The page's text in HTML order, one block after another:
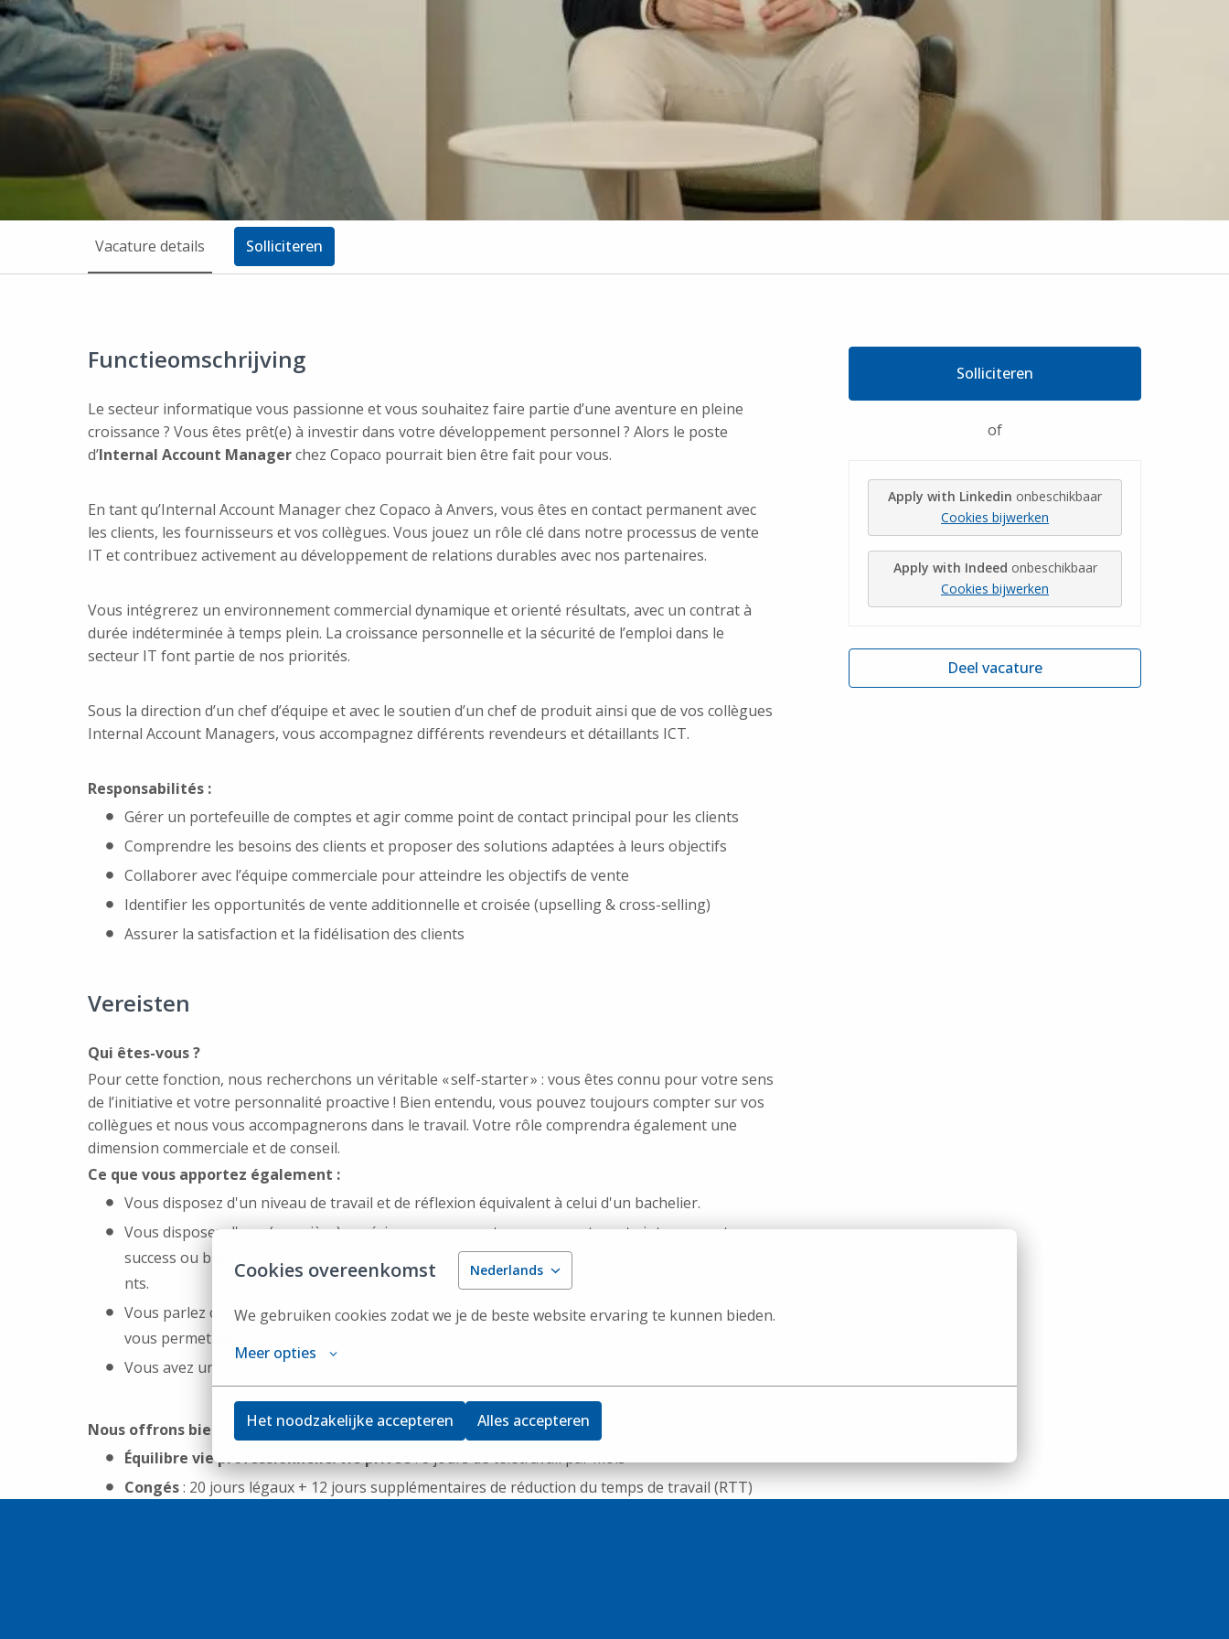
Cookies overeenkomst Nederlands
We gebruiken cookies zodat we je de beste website ervaring te kunnen bieden.
Meer opties
Het noodzakelijke accepteren Alles accepteren
Vacature details Solliciteren
Functieomschrijving
Le secteur informatique vous passionne et vous souhaitez faire partie d’une aventure en pleine
croissance ? Vous êtes prêt(e) à investir dans votre développement personnel ? Alors le poste
d’Internal Account Managerchez Copaco pourrait bien être fait pour vous.
En tant qu’Internal Account Manager chez Copaco à Anvers, vous êtes en contact permanent avec
les clients, les fournisseurs et vos collègues. Vous jouez un rôle clé dans notre processus de vente
IT et contribuez activement au développement de relations durables avec nos partenaires.
Vous intégrerez un environnement commercial dynamique et orienté résultats, avec un contrat à
durée indéterminée à temps plein. La croissance personnelle et la sécurité de l’emploi dans le
secteur IT font partie de nos priorités.
Sous la direction d’un chef d’équipe et avec le soutien d’un chef de produit ainsi que de vos collègues
Internal Account Managers, vous accompagnez différents revendeurs et détaillants ICT.
Responsabilités :
Gérer un portefeuille de comptes et agir comme point de contact principal pour les clients
Comprendre les besoins des clients et proposer des solutions adaptées à leurs objectifs
Collaborer avec l’équipe commerciale pour atteindre les objectifs de vente
Identifier les opportunités de vente additionnelle et croisée (upselling & cross-selling)
Assurer la satisfaction et la fidélisation des clients
Vereisten
Qui êtes-vous ?
Pour cette fonction, nous recherchons un véritable « self-starter » : vous êtes connu pour votre sens
de l’initiative et votre personnalité proactive ! Bien entendu, vous pouvez toujours compter sur vos
collègues et nous vous accompagnerons dans le travail. Votre rôle comprendra également une
dimension commerciale et de conseil.
Ce que vous apportez également :
Vous disposez d'un niveau de travail et de réflexion équivalent à celui d'un bachelier.
Vous disposez d'une (première) expérience en account management, vente interne, customer
success ou business development et vous aimez construire des relations durables avec les clie
nts.
Vous parlez couramment le français et disposez d'une bonne connaissance du néerlandais, qui
vous permet de communiquer efficacement avec les clients et les collègues.
Vous avez une apparence professionnelle et représentative
Nous offrons bien plus qu’un salaire mensuel...
Équilibre vie professionnelle/vie privée: 8 jours de télétravail par mois
Congés: 20 jours légaux + 12 jours supplémentaires de réduction du temps de travail (RTT)
Solliciteren
of
Apply with Linkedin onbeschikbaar
Cookies bijwerken
Apply with Indeed onbeschikbaar
Cookies bijwerken
Deel vacature